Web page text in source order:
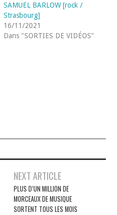
SAMUEL BARLOW [rock /
Strasbourg]
16/11/2021
Dans "SORTIES DE VIDÉOS"
NEXT ARTICLE
PLUS D’UN MILLION DE
MORCEAUX DE MUSIQUE
SORTENT TOUS LES MOIS